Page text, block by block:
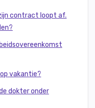
contract loopt af.
vakantie?
dokter onder